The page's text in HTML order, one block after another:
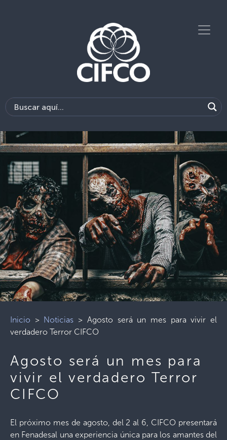
Inicio > Noticias > Agosto será un mes para vivir el
verdadero Terror CIFCO
Agosto será un mes para
vivir el verdadero Terror
CIFCO
El próximo mes de agosto, del 2 al 6, CIFCO presentará
en Fenadesal una experiencia única para los amantes del